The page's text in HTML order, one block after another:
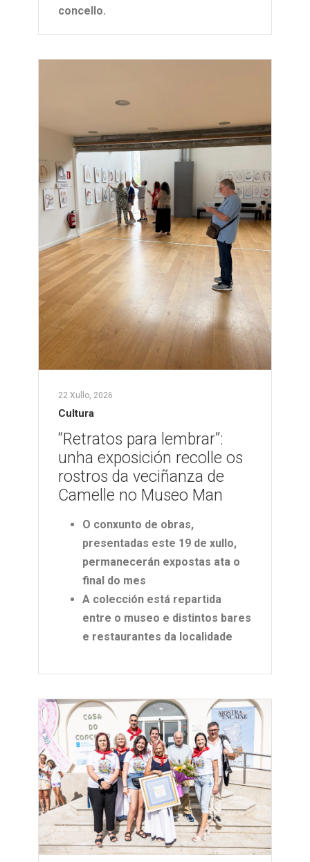
concello.
22 Xullo, 2026
Cultura
“Retratos para lembrar”:
unha exposición recolle os
rostros da veciñanza de
Camelle no Museo Man
O conxunto de obras,
presentadas este 19 de xullo,
permanecerán expostas ata o
final do mes
A colección está repartida
entre o museo e distintos bares
e restaurantes da localidade